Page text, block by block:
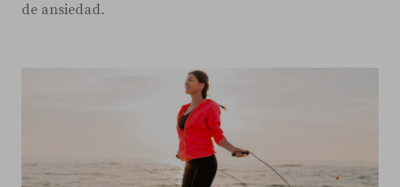
de ansiedad.